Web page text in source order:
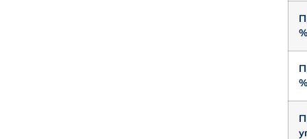
%